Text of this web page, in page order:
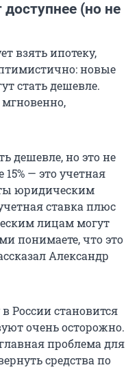
(но не
взять ипотеку,
новые
стать дешевле.
дешевле, но это не
15% — это учетная
юридическим
ставка плюс
лицам могут
понимаете, что это
Александр
России становится
очень осторожно.
проблема для
средства по